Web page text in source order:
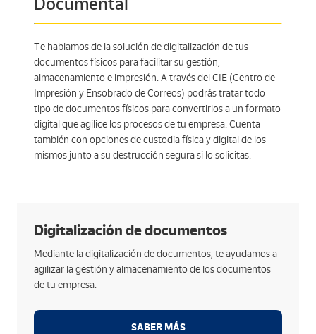
Te hablamos de la solución de digitalización de tus
documentos físicos para facilitar su gestión,
almacenamiento e impresión. A través del CIE (Centro de
Impresión y Ensobrado de Correos) podrás tratar todo
tipo de documentos físicos para convertirlos a un formato
digital que agilice los procesos de tu empresa. Cuenta
también con opciones de custodia física y digital de los
mismos junto a su destrucción segura si lo solicitas.
Digitalización de documentos
Mediante la digitalización de documentos, te ayudamos a
agilizar la gestión y almacenamiento de los documentos
de tu empresa.
SABER MÁS
Recepción y preparación de los documentos a
digitalizar. Eliminación de elementos externos,
separadores,...
IV B/N 200dpis, conversión a PDF o cualquier otra